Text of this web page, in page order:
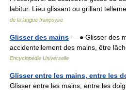
labitur. Lieu glissant ou grillant
de la langue françoyse
Glisser des mains — ● Glisser des
accidentellement des mains, être
Encyclopédie Universelle
Glisser entre les mains, entre les
Glisser entre les mains, entre les